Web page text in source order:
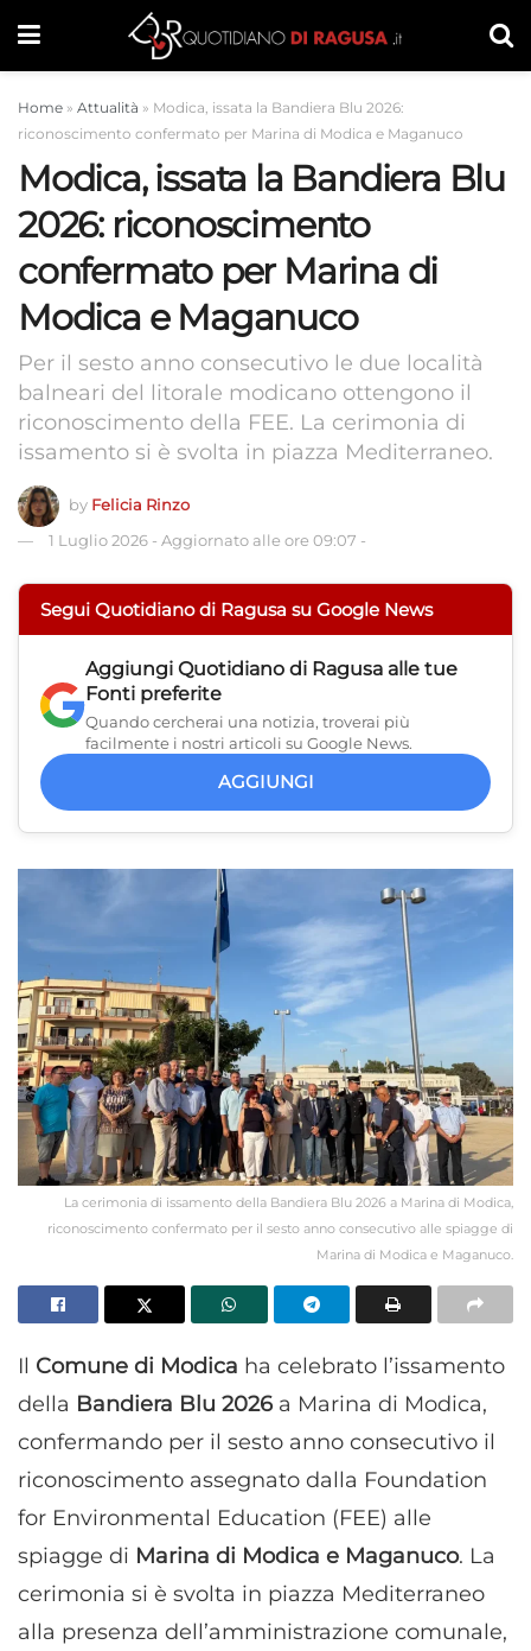
Home » Attualità » Modica, issata la Bandiera Blu 2026:
riconoscimento confermato per Marina di Modica e Maganuco
Modica, issata la Bandiera Blu
2026: riconoscimento
confermato per Marina di
Modica e Maganuco
Per il sesto anno consecutivo le due località
balneari del litorale modicano ottengono il
riconoscimento della FEE. La cerimonia di
issamento si è svolta in piazza Mediterraneo.
by Felicia Rinzo
1 Luglio 2026 - Aggiornato alle ore 09:07 -
Segui Quotidiano di Ragusa su Google News
Aggiungi Quotidiano di Ragusa alle tue
Fonti preferite
Quando cercherai una notizia, troverai più
facilmente i nostri articoli su Google News.
AGGIUNGI
La cerimonia di issamento della Bandiera Blu 2026 a Marina di Modica,
riconoscimento confermato per il sesto anno consecutivo alle spiagge di
Marina di Modica e Maganuco.
Il Comune di Modica ha celebrato l’issamento
della Bandiera Blu 2026 a Marina di Modica,
confermando per il sesto anno consecutivo il
riconoscimento assegnato dalla Foundation
for Environmental Education (FEE) alle
spiagge di Marina di Modica e Maganuco. La
cerimonia si è svolta in piazza Mediterraneo
alla presenza dell’amministrazione comunale,